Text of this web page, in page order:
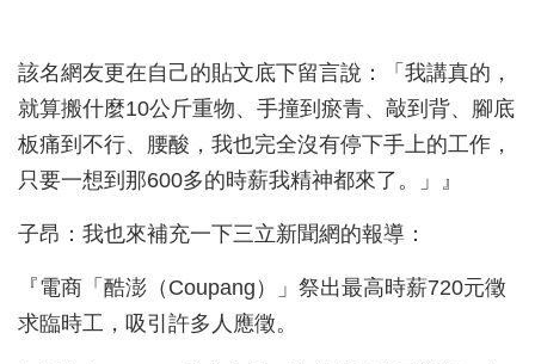
該名網友更在自己的貼文底下留言說：「我講真的，
就算搬什麼10公斤重物、手撞到瘀青、敲到背、腳底
板痛到不行、腰酸，我也完全沒有停下手上的工作，
只要一想到那600多的時薪我精神都來了。」』
子昂：我也來補充一下三立新聞網的報導：
『電商「酷澎（Coupang）」祭出最高時薪720元徵
求臨時工，吸引許多人應徵。